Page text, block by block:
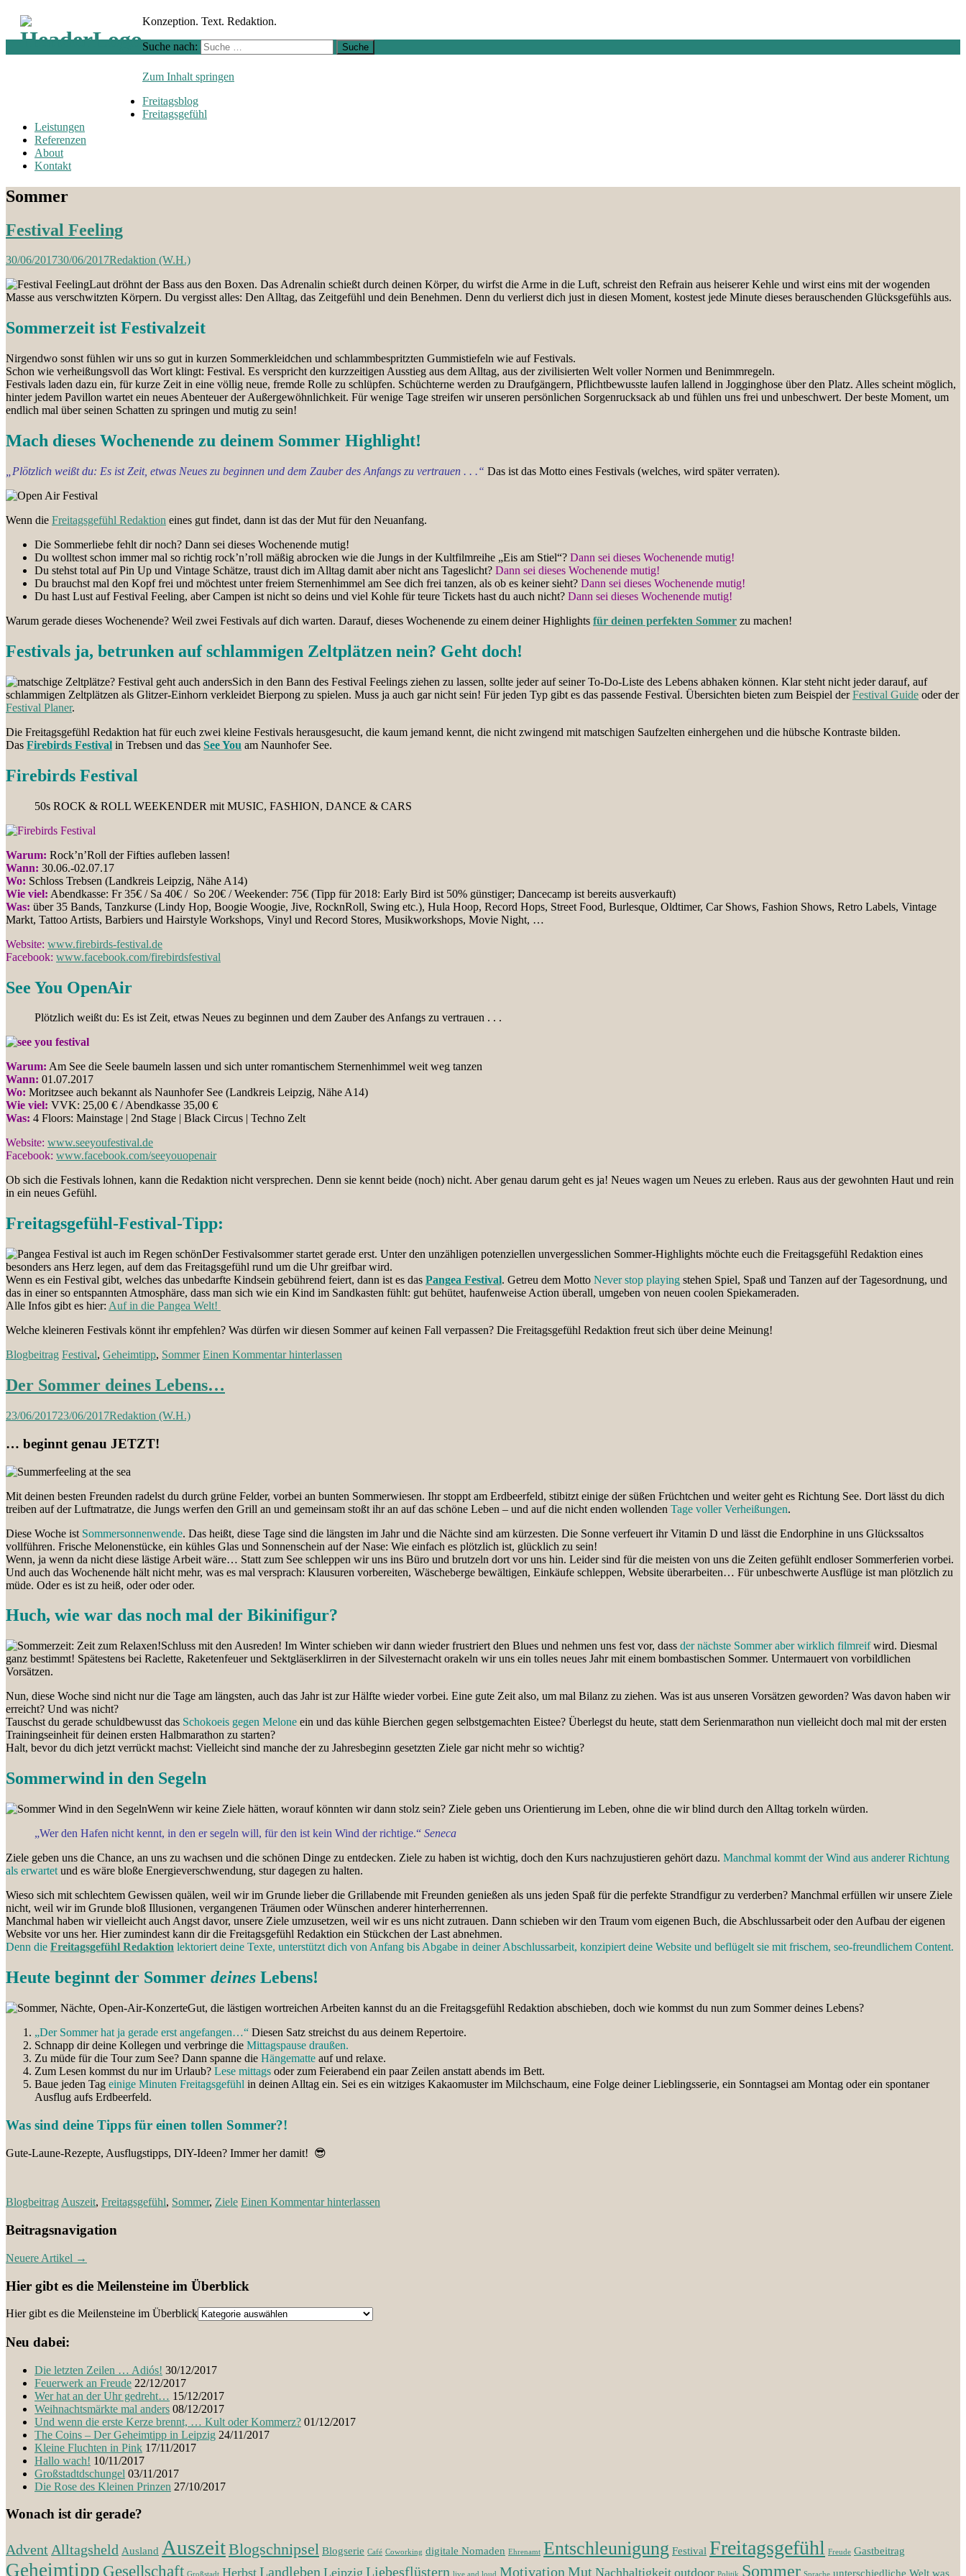
Konzeption. Text. Redaktion.
Suche nach:
Zum Inhalt springen
Freitagsblog
Freitagsgefühl
Leistungen
Referenzen
About
Kontakt
Sommer
Festival Feeling
30/06/201730/06/2017Redaktion (W.H.)
Laut dröhnt der Bass aus den Boxen. Das Adrenalin schießt durch deinen Körper, du wirfst die Arme in die Luft, schreist den Refrain aus heiserer Kehle und wirst eins mit der wogenden
Masse aus verschwitzten Körpern. Du vergisst alles: Den Alltag, das Zeitgefühl und dein Benehmen. Denn du verlierst dich just in diesen Moment, kostest jede Minute dieses berauschenden Glücksgefühls aus.
Sommerzeit ist Festivalzeit
Nirgendwo sonst fühlen wir uns so gut in kurzen Sommerkleidchen und schlammbespritzten Gummistiefeln wie auf Festivals.
Schon wie verheißungsvoll das Wort klingt: Festival. Es verspricht den kurzzeitigen Ausstieg aus dem Alltag, aus der zivilisierten Welt voller Normen und Benimmregeln.
Festivals laden dazu ein, für kurze Zeit in eine völlig neue, fremde Rolle zu schlüpfen. Schüchterne werden zu Draufgängern, Pflichtbewusste laufen lallend in Jogginghose über den Platz. Alles scheint möglich,
hinter jedem Pavillon wartet ein neues Abenteuer der Außergewöhnlichkeit. Für wenige Tage streifen wir unseren persönlichen Sorgenrucksack ab und fühlen uns frei und unbeschwert. Der beste Moment, um
endlich mal über seinen Schatten zu springen und mutig zu sein!
Mach dieses Wochenende zu deinem Sommer Highlight!
„Plötzlich weißt du: Es ist Zeit, etwas Neues zu beginnen und dem Zauber des Anfangs zu vertrauen . . .“ Das ist das Motto eines Festivals (welches, wird später verraten).
Wenn die Freitagsgefühl Redaktion eines gut findet, dann ist das der Mut für den Neuanfang.
Die Sommerliebe fehlt dir noch? Dann sei dieses Wochenende mutig!
Du wolltest schon immer mal so richtig rock’n’roll mäßig abrocken wie die Jungs in der Kultfilmreihe „Eis am Stiel“? Dann sei dieses Wochenende mutig!
Du stehst total auf Pin Up und Vintage Schätze, traust dich im Alltag damit aber nicht ans Tageslicht? Dann sei dieses Wochenende mutig!
Du brauchst mal den Kopf frei und möchtest unter freiem Sternenhimmel am See dich frei tanzen, als ob es keiner sieht? Dann sei dieses Wochenende mutig!
Du hast Lust auf Festival Feeling, aber Campen ist nicht so deins und viel Kohle für teure Tickets hast du auch nicht? Dann sei dieses Wochenende mutig!
Warum gerade dieses Wochenende? Weil zwei Festivals auf dich warten. Darauf, dieses Wochenende zu einem deiner Highlights für deinen perfekten Sommer zu machen!
Festivals ja, betrunken auf schlammigen Zeltplätzen nein? Geht doch!
Sich in den Bann des Festival Feelings ziehen zu lassen, sollte jeder auf seiner To-Do-Liste des Lebens abhaken können. Klar steht nicht jeder darauf, auf
schlammigen Zeltplätzen als Glitzer-Einhorn verkleidet Bierpong zu spielen. Muss ja auch gar nicht sein! Für jeden Typ gibt es das passende Festival. Übersichten bieten zum Beispiel derFestival Guide oder der
Festival Planer.
Die Freitagsgefühl Redaktion hat für euch zwei kleine Festivals herausgesucht, die kaum jemand kennt, die nicht zwingend mit matschigen Saufzelten einhergehen und die hübsche Kontraste bilden.
Das Firebirds Festival in Trebsen und das See You am Naunhofer See.
Firebirds Festival
50s ROCK & ROLL WEEKENDER mit MUSIC, FASHION, DANCE & CARS
Warum: Rock’n’Roll der Fifties aufleben lassen!
Wann: 30.06.-02.07.17
Wo: Schloss Trebsen (Landkreis Leipzig, Nähe A14)
Wie viel: Abendkasse: Fr 35€ / Sa 40€ / So 20€ / Weekender: 75€ (Tipp für 2018: Early Bird ist 50% günstiger; Dancecamp ist bereits ausverkauft)
Was: über 35 Bands, Tanzkurse (Lindy Hop, Boogie Woogie, Jive, RocknRoll, Swing etc.), Hula Hoop, Record Hops, Street Food, Burlesque, Oldtimer, Car Shows, Fashion Shows, Retro Labels, Vintage
Markt, Tattoo Artists, Barbiers und Hairstyle Workshops, Vinyl und Record Stores, Musikworkshops, Movie Night, …
Website: www.firebirds-festival.de
Facebook: www.facebook.com/firebirdsfestival
See You OpenAir
Plötzlich weißt du: Es ist Zeit, etwas Neues zu beginnen und dem Zauber des Anfangs zu vertrauen . . .
Warum: Am See die Seele baumeln lassen und sich unter romantischem Sternenhimmel weit weg tanzen
Wann: 01.07.2017
Wo: Moritzsee auch bekannt als Naunhofer See (Landkreis Leipzig, Nähe A14)
Wie viel: VVK: 25,00 € / Abendkasse 35,00 €
Was: 4 Floors: Mainstage | 2nd Stage | Black Circus | Techno Zelt
Website: www.seeyoufestival.de
Facebook: www.facebook.com/seeyouopenair
Ob sich die Festivals lohnen, kann die Redaktion nicht versprechen. Denn sie kennt beide (noch) nicht. Aber genau darum geht es ja! Neues wagen um Neues zu erleben. Raus aus der gewohnten Haut und rein
in ein neues Gefühl.
Freitagsgefühl-Festival-Tipp:
Der Festivalsommer startet gerade erst. Unter den unzähligen potenziellen unvergesslichen Sommer-Highlights möchte euch die Freitagsgefühl Redaktion eines
besonders ans Herz legen, auf dem das Freitagsgefühl rund um die Uhr greifbar wird.
Wenn es ein Festival gibt, welches das unbedarfte Kindsein gebührend feiert, dann ist es das Pangea Festival. Getreu dem Motto Never stop playing stehen Spiel, Spaß und Tanzen auf der Tagesordnung, und
das in einer so entspannten Atmosphäre, dass man sich wie ein Kind im Sandkasten fühlt: gut behütet, haufenweise Action überall, umgeben von neuen coolen Spiekameraden.
Alle Infos gibt es hier: Auf in die Pangea Welt!
Welche kleineren Festivals könnt ihr empfehlen? Was dürfen wir diesen Sommer auf keinen Fall verpassen? Die Freitagsgefühl Redaktion freut sich über deine Meinung!
Blogbeitrag Festival, Geheimtipp, Sommer Einen Kommentar hinterlassen
Der Sommer deines Lebens…
23/06/201723/06/2017Redaktion (W.H.)
… beginnt genau JETZT!
Mit deinen besten Freunden radelst du durch grüne Felder, vorbei an bunten Sommerwiesen. Ihr stoppt am Erdbeerfeld, stibitzt einige der süßen Früchtchen und weiter geht es Richtung See. Dort lässt du dich
treiben auf der Luftmatratze, die Jungs werfen den Grill an und gemeinsam stoßt ihr an auf das schöne Leben – und auf die nicht enden wollenden Tage voller Verheißungen.
Diese Woche ist Sommersonnenwende. Das heißt, diese Tage sind die längsten im Jahr und die Nächte sind am kürzesten. Die Sonne verfeuert ihr Vitamin D und lässt die Endorphine in uns Glückssaltos
vollführen. Frische Melonenstücke, ein kühles Glas und Sonnenschein auf der Nase: Wie einfach es plötzlich ist, glücklich zu sein!
Wenn, ja wenn da nicht diese lästige Arbeit wäre… Statt zum See schleppen wir uns ins Büro und brutzeln dort vor uns hin. Leider sind für die meisten von uns die Zeiten gefühlt endloser Sommerferien vorbei.
Und auch das Wochenende hält nicht mehr, was es mal versprach: Klausuren vorbereiten, Wäscheberge bewältigen, Einkäufe schleppen, Website überarbeiten… Für unbeschwerte Ausflüge ist man plötzlich zu
müde. Oder es ist zu heiß, oder oder oder.
Huch, wie war das noch mal der Bikinifigur?
Schluss mit den Ausreden! Im Winter schieben wir dann wieder frustriert den Blues und nehmen uns fest vor, dass der nächste Sommer aber wirklich filmreifwird. Diesmal
ganz bestimmt! Spätestens bei Raclette, Raketenfeuer und Sektgläserklirren in der Silvesternacht orakeln wir uns ein tolles neues Jahr mit einem bombastischen Sommer. Untermauert von vorbildlichen
Vorsätzen.
Nun, diese Woche sind nicht nur die Tage am längsten, auch das Jahr ist zur Hälfte wieder vorbei. Eine gute Zeit also, um mal Bilanz zu ziehen. Was ist aus unseren Vorsätzen geworden? Was davon haben wir
erreicht? Und was nicht?
Tauschst du gerade schuldbewusst das Schokoeis gegen Melone ein und das kühle Bierchen gegen selbstgemachten Eistee? Überlegst du heute, statt dem Serienmarathon nun vielleicht doch mal mit der ersten
Trainingseinheit für deinen ersten Halbmarathon zu starten?
Halt, bevor du dich jetzt verrückt machst: Vielleicht sind manche der zu Jahresbeginn gesetzten Ziele gar nicht mehr so wichtig?
Sommerwind in den Segeln
Wenn wir keine Ziele hätten, worauf könnten wir dann stolz sein? Ziele geben uns Orientierung im Leben, ohne die wir blind durch den Alltag torkeln würden.
„Wer den Hafen nicht kennt, in den er segeln will, für den ist kein Wind der richtige.“ Seneca
Ziele geben uns die Chance, an uns zu wachsen und die schönen Dinge zu entdecken. Ziele zu haben ist wichtig, doch den Kurs nachzujustieren gehört dazu. Manchmal kommt der Wind aus anderer Richtung
als erwartet und es wäre bloße Energieverschwendung, stur dagegen zu halten.
Wieso sich mit schlechtem Gewissen quälen, weil wir im Grunde lieber die Grillabende mit Freunden genießen als uns jeden Spaß für die perfekte Strandfigur zu verderben? Manchmal erfüllen wir unsere Ziele
nicht, weil wir im Grunde bloß Illusionen, vergangenen Träumen oder Wünschen anderer hinterherrennen.
Manchmal haben wir vielleicht auch Angst davor, unsere Ziele umzusetzen, weil wir es uns nicht zutrauen. Dann schieben wir den Traum vom eigenen Buch, die Abschlussarbeit oder den Aufbau der eigenen
Website vor uns her. Hier zumindest kann dir die Freitagsgefühl Redaktion ein Stückchen der Last abnehmen.
Denn die Freitagsgefühl Redaktion lektoriert deine Texte, unterstützt dich von Anfang bis Abgabe in deiner Abschlussarbeit, konzipiert deine Website und beflügelt sie mit frischem, seo-freundlichem Content.
Heute beginnt der Sommer deines Lebens!
Gut, die lästigen wortreichen Arbeiten kannst du an die Freitagsgefühl Redaktion abschieben, doch wie kommst du nun zum Sommer deines Lebens?
„Der Sommer hat ja gerade erst angefangen…“ Diesen Satz streichst du aus deinem Repertoire.
Schnapp dir deine Kollegen und verbringe die Mittagspause draußen.
Zu müde für die Tour zum See? Dann spanne die Hängematte auf und relaxe.
Zum Lesen kommst du nur im Urlaub? Lese mittags oder zum Feierabend ein paar Zeilen anstatt abends im Bett.
Baue jeden Tag einige Minuten Freitagsgefühl in deinen Alltag ein. Sei es ein witziges Kakaomuster im Milchschaum, eine Folge deiner Lieblingsserie, ein Sonntagsei am Montag oder ein spontaner
Ausflug aufs Erdbeerfeld.
Was sind deine Tipps für einen tollen Sommer?!
Gute-Laune-Rezepte, Ausflugstipps, DIY-Ideen? Immer her damit! 😎
BlogbeitragAuszeit, Freitagsgefühl, Sommer, Ziele Einen Kommentar hinterlassen
Beitragsnavigation
Neuere Artikel →
Hier gibt es die Meilensteine im Überblick
Hier gibt es die Meilensteine im Überblick
Neu dabei:
Die letzten Zeilen … Adiós! 30/12/2017
Feuerwerk an Freude 22/12/2017
Wer hat an der Uhr gedreht… 15/12/2017
Weihnachtsmärkte mal anders 08/12/2017
Und wenn die erste Kerze brennt, … Kult oder Kommerz? 01/12/2017
The Coins – Der Geheimtipp in Leipzig 24/11/2017
Kleine Fluchten in Pink 17/11/2017
Hallo wach! 10/11/2017
Großstadtdschungel 03/11/2017
Die Rose des Kleinen Prinzen 27/10/2017
Wonach ist dir gerade?
Advent Alltagsheld Ausland AuszeitBlogschnipsel Blogserie Café Coworking digitale Nomaden Ehrenamt Entschleunigung Festival Freitagsgefühl Freude Gastbeitrag
Geheimtipp Gesellschaft Großstadt Herbst Landleben Leipzig Liebesflüstern live and loud Motivation Mut Nachhaltigkeit outdoor Politik Sommer Sprache unterschiedliche Welt was